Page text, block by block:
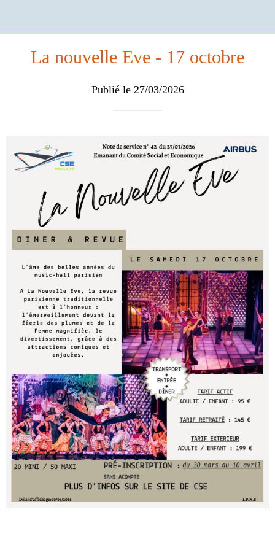
La nouvelle Eve - 17 octobre
Publié le 27/03/2026